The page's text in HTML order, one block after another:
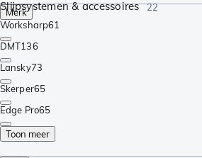
Slijpsystemen & accessoires 22
Merk
Worksharp61
DMT136
Lansky73
Skerper65
Edge Pro65
Toon meer